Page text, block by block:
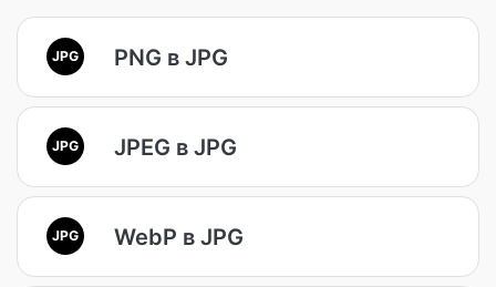
JPG PNG в JPG
JPG JPEG в JPG
JPG WebP в JPG